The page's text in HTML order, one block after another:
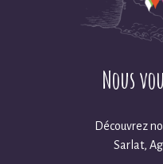
Nous
Découvrez
Sarlat,